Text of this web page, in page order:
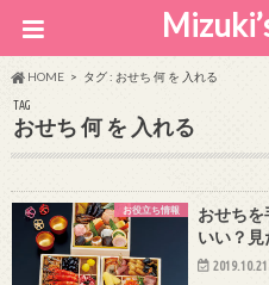
HOME タグ : おせち 何 を 入れる
TAG
おせち 何 を 入れる
お役立ち情報
おせち
いい？見
2019.10.21